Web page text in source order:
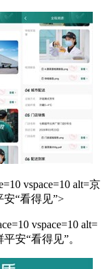
vspace=10 alt=京
“看得见”>
vspace=10 alt=
安“看得见”。